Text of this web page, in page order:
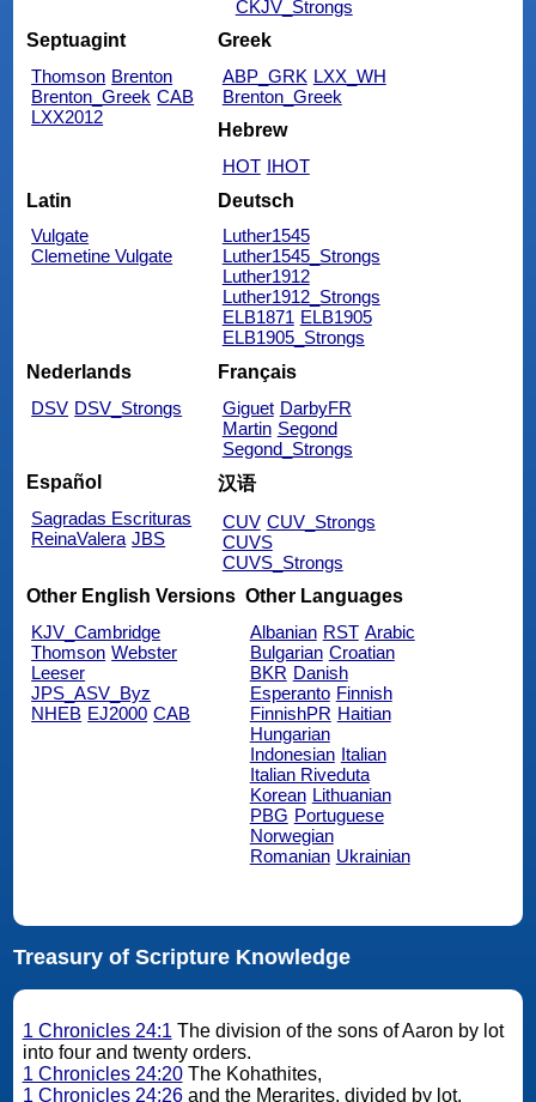
CKJV_Strongs
Septuagint
Thomson Brenton
Brenton_Greek CAB
LXX2012
Greek
ABP_GRK LXX_WH
Brenton_Greek
Hebrew
HOT IHOT
Latin
Vulgate
Clemetine Vulgate
Deutsch
Luther1545
Luther1545_Strongs
Luther1912
Luther1912_Strongs
ELB1871 ELB1905
ELB1905_Strongs
Nederlands
DSV DSV_Strongs
Français
Giguet DarbyFR
Martin Segond
Segond_Strongs
Español
Sagradas Escrituras
ReinaValera JBS
汉语
CUV CUV_Strongs
CUVS
CUVS_Strongs
Other English Versions
KJV_Cambridge
Thomson Webster
Leeser
JPS_ASV_Byz
NHEB EJ2000 CAB
Other Languages
Albanian RST Arabic
Bulgarian Croatian
BKR Danish
Esperanto Finnish
FinnishPR Haitian
Hungarian
Indonesian Italian
Italian Riveduta
Korean Lithuanian
PBG Portuguese
Norwegian
Romanian Ukrainian
Treasury of Scripture Knowledge
1 Chronicles 24:1 The division of the sons of Aaron by lot
into four and twenty orders.
1 Chronicles 24:20The Kohathites,
1 Chronicles 24:26and the Merarites, divided by lot.